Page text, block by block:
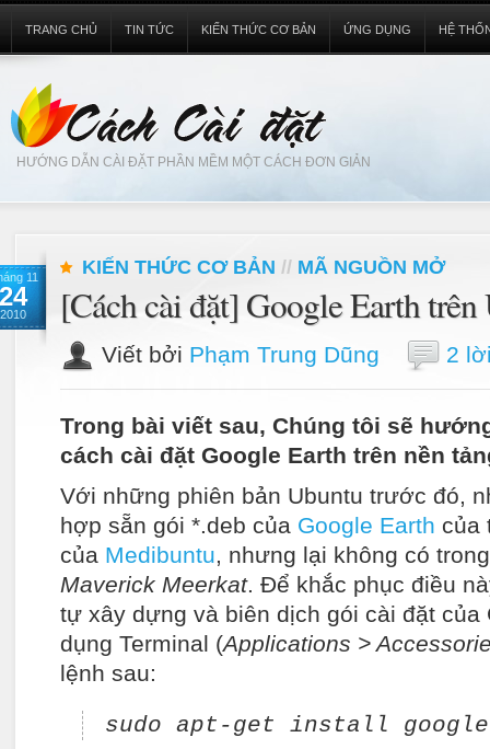
HƯỚNG DẪN CÀI ĐẶT PHẦN MỀM MỘT CÁCH ĐƠN GIẢN
TRANG CHỦ TIN TỨC KIẾN THỨC CƠ BẢN ỨNG DỤNG HỆ
11
24
2010
KIẾN THỨC CƠ BẢN // MÃ NGUỒN MỞ
[Cách cài đặt] Google Earth
Viết bởi Phạm Trung Dũng 2
Trong bài viết sau, Chúng tôi sẽ
cách cài đặt Google Earth trên nền
Với những phiên bản Ubuntu trước đó,
hợp sẵn gói *.deb của Google Earth của
của Medibuntu, nhưng lại không có
Maverick Meerkat. Để khắc phục điều
tự xây dựng và biên dịch gói cài đặt của
dụng Terminal (Applications >
lệnh sau:
sudo apt-get install